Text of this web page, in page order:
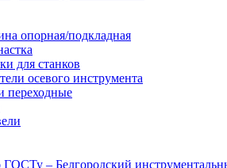
опорная/подкладная
для станков
осевого инструмента
переходные